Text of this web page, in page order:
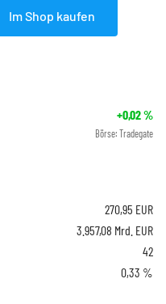
Im Shop kaufen
+0,02%
Börse: Tradegate
270,95 EUR
3.957,08 Mrd. EUR
42
0,33 %